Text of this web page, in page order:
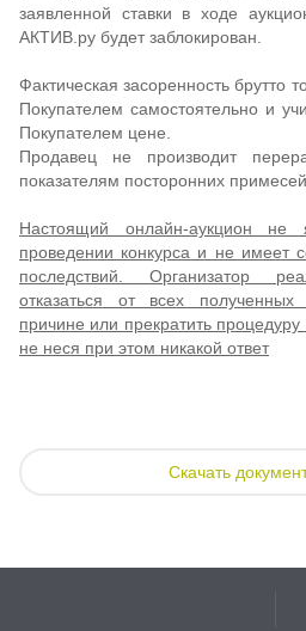
заявленной ставки в ходе
АКТИВ.ру будет заблокирован.
Фактическая засоренность брутто
Покупателем самостоятельно и
Покупателем цене.
Продавец не производит
показателям посторонних
Настоящий онлайн-аукцион не
проведении конкурса и не имеет
последствий. Организатор
отказаться от всех
причине или прекратить
не неся при этом никакой ответ
Скачать